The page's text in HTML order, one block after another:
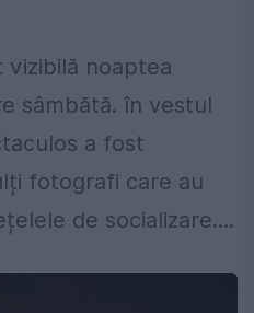
noaptea
sâmbătă. în vestul
a fost
fotografi care au
de socializare....